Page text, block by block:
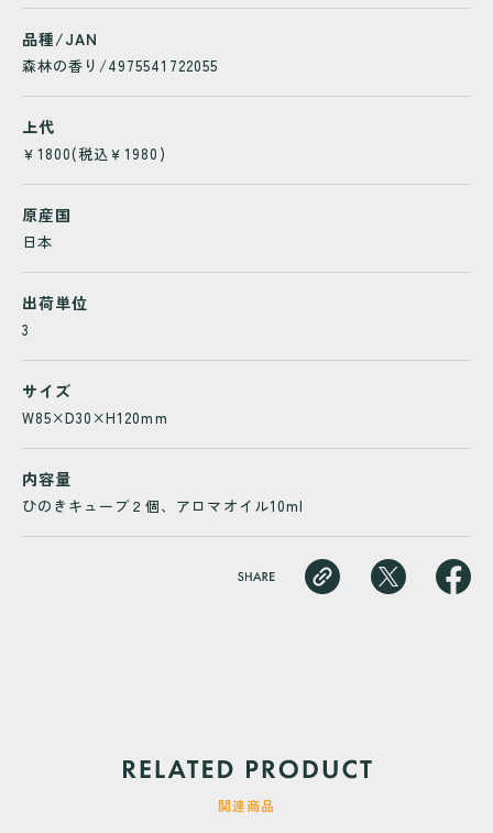
品種/JAN
森林の香り/4975541722055
上代
￥1800(税込￥1980)
原産国
日本
出荷単位
3
サイズ
W85×D30×H120mm
内容量
ひのきキューブ２個、アロマオイル10ml
関連商品